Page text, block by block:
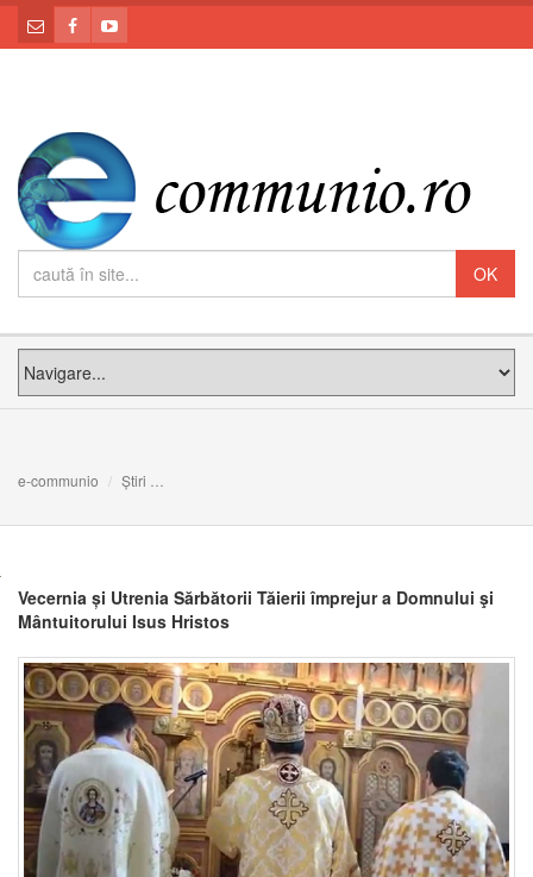
e-communio Știri
Vecernia și Utrenia Sărbătorii Tăierii împrejur a Domnului şi
Mântuitorului Isus Hristos